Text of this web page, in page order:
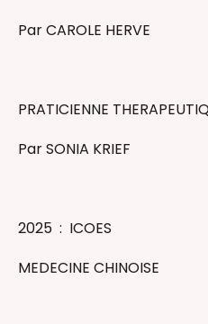
​Par CAROLE HERVE
PRATICIENNE
Par SONIA KRIEF
2025 : ICOES
MEDECINE CHINOISE ​